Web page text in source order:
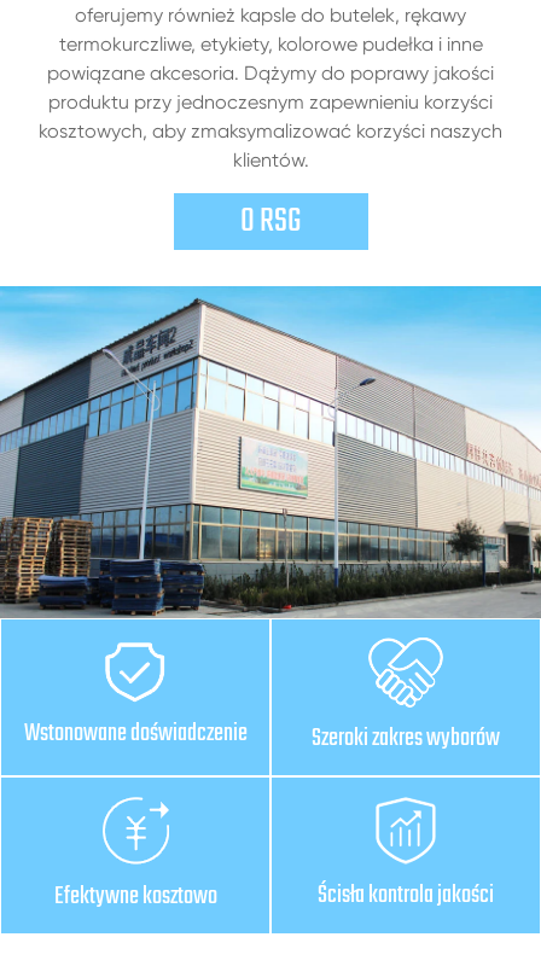
oferujemy również kapsle do butelek, rękawy
termokurczliwe, etykiety, kolorowe pudełka i inne
powiązane akcesoria. Dążymy do poprawy jakości
produktu przy jednoczesnym zapewnieniu korzyści
kosztowych, aby zmaksymalizować korzyści naszych
klientów.
O RSG
Wstonowane doświadczenie Szeroki zakres wyborów
Efektywne kosztowo Ścisła kontrola jakości